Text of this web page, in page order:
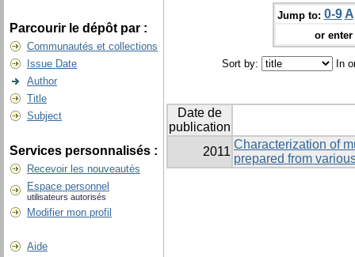
Parcourir le dépôt par :
Communautés et collections
Issue Date
Author
Title
Subject
Services personnalisés :
Recevoir les nouveautés
Espace personnel
utilisateurs autorisés
Modifier mon profil
Aide
Jump to: 0-9 A
or
Sort by: In
Date de
publication
2011
Characterization of
prepared from